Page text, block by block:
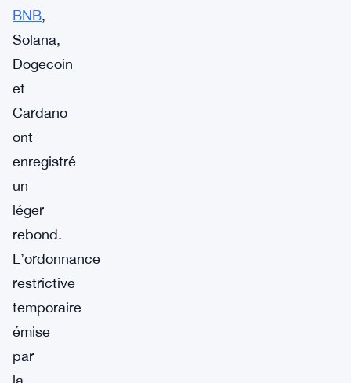
BNB,
Solana,
Dogecoin
et
Cardano
ont
enregistré
un
léger
rebond.
L’ordonnance
restrictive
temporaire
émise
par